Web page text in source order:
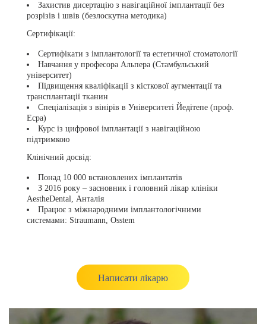
Захистив дисертацію з навігаційної імплантації без
розрізів і швів (безлоскутна методика)
Сертифікації:
Сертифікати з імплантології та естетичної стоматології
Навчання у професора Альпера (Стамбульський
університет)
Підвищення кваліфікації з кісткової аугментації та
трансплантації тканин
Спеціалізація з вінірів в Університеті Йедітепе (проф.
Есра)
Курс із цифрової імплантації з навігаційною
підтримкою
Клінічний досвід:
Понад 10 000 встановлених імплантатів
З 2016 року – засновник і головний лікар клініки
AestheDental, Анталія
Працює з міжнародними імплантологічними
системами: Straumann, Osstem
Написати лікарю